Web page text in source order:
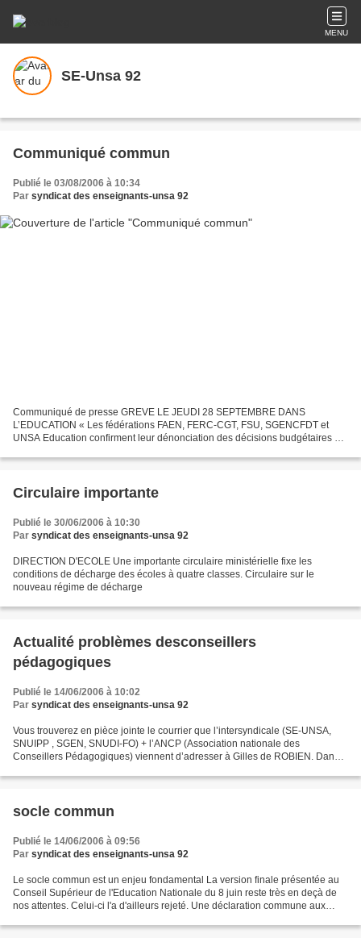
MENU
SE-Unsa 92
Communiqué commun
Publié le 03/08/2006 à 10:34
Par syndicat des enseignants-unsa 92
Communiqué de presse GREVE LE JEUDI 28 SEPTEMBRE DANS
L’EDUCATION « Les fédérations FAEN, FERC-CGT, FSU, SGENCFDT et
UNSA Education confirment leur dénonciation des décisions budgétaires du
Circulaire importante
Publié le 30/06/2006 à 10:30
Par syndicat des enseignants-unsa 92
DIRECTION D'ECOLE Une importante circulaire ministérielle fixe les
conditions de décharge des écoles à quatre classes. Circulaire sur le
nouveau régime de décharge
Actualité problèmes desconseillers
pédagogiques
Publié le 14/06/2006 à 10:02
Par syndicat des enseignants-unsa 92
Vous trouverez en pièce jointe le courrier que l’intersyndicale (SE-UNSA,
SNUIPP , SGEN, SNUDI-FO) + l’ANCP (Association nationale des
Conseillers Pédagogiques) viennent d’adresser à Gilles de ROBIEN. Dans
socle commun
Publié le 14/06/2006 à 09:56
Par syndicat des enseignants-unsa 92
Le socle commun est un enjeu fondamental La version finale présentée au
Conseil Supérieur de l'Education Nationale du 8 juin reste très en deçà de
nos attentes. Celui-ci l'a d'ailleurs rejeté. Une déclaration commune aux